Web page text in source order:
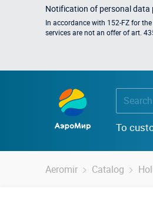
Notification of personal data
In accordance with 152-FZ for
services are not an offer of art.
To
Aeromir Catalog